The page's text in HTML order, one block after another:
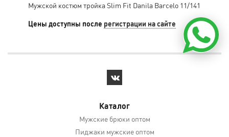
Мужской костюм тройка Slim Fit Danila Barcelo 11/141
Цены доступны после регистрации на сайте
Каталог
Мужские брюки оптом
Пиджаки мужские оптом